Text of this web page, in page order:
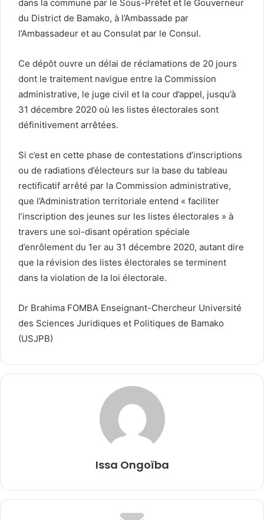
dans la commune par le Sous-Préfet et le Gouverneur
du District de Bamako, à l’Ambassade par
l’Ambassadeur et au Consulat par le Consul.
Ce dépôt ouvre un délai de réclamations de 20 jours
dont le traitement navigue entre la Commission
administrative, le juge civil et la cour d’appel, jusqu’à
31 décembre 2020 où les listes électorales sont
définitivement arrêtées.
Si c’est en cette phase de contestations d’inscriptions
ou de radiations d’électeurs sur la base du tableau
rectificatif arrêté par la Commission administrative,
que l’Administration territoriale entend « faciliter
l’inscription des jeunes sur les listes électorales » à
travers une soi-disant opération spéciale
d’enrôlement du 1er au 31 décembre 2020, autant dire
que la révision des listes électorales se terminent
dans la violation de la loi électorale.
Dr Brahima FOMBA Enseignant-Chercheur Université
des Sciences Juridiques et Politiques de Bamako
(USJPB)
Issa Ongoïba